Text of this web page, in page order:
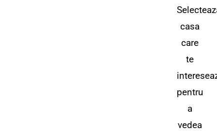
casa
care
te
pentru
a
vedea